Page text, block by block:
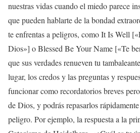
nuestras vidas cuando el miedo parece
que pueden hablarte de la bondad
te enfrentas a peligros, como It Is Well
Dios»] o Blessed Be Your Name [«Te
que sus verdades renueven tu
lugar, los credos y las preguntas y
funcionar como recordatorios breves
de Dios, y podrás repasarlos
peligro. Por ejemplo, la respuesta a la